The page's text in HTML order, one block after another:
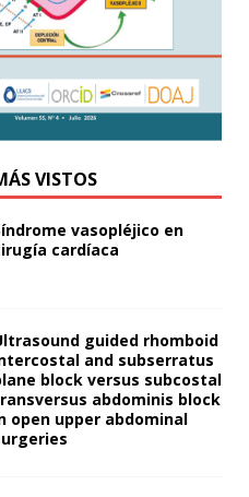
VISTOS
vasopléjico en
cardíaca
guided rhomboid
and subserratus
block versus subcostal
abdominis block
open upper abdominal